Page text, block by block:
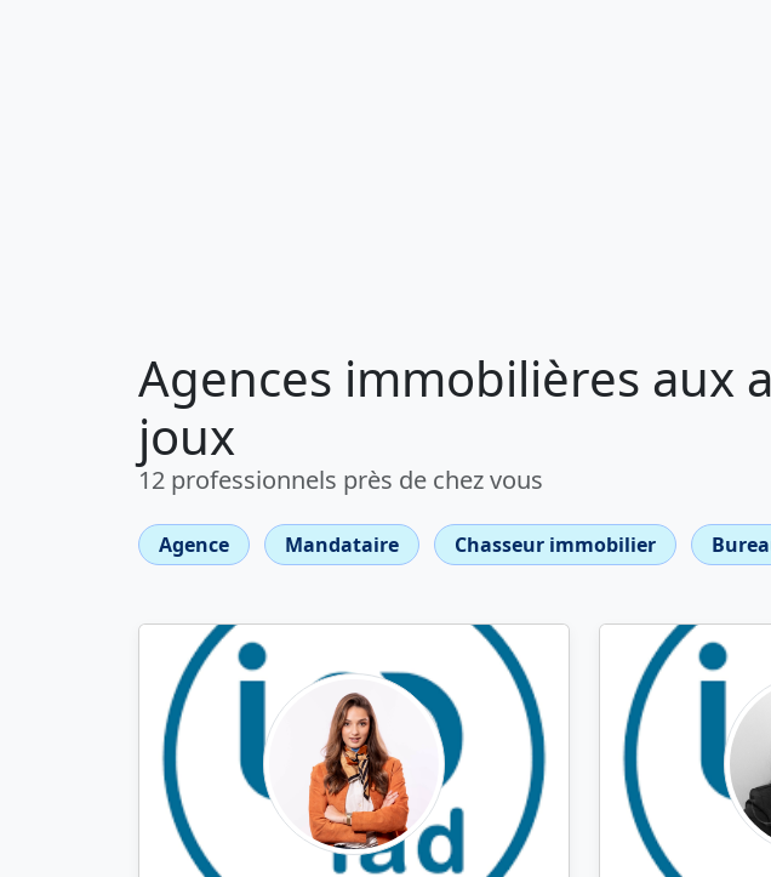
Agences immobilières aux
joux
12 professionnels près de chez vous
Agence Mandataire Chasseur immobilier